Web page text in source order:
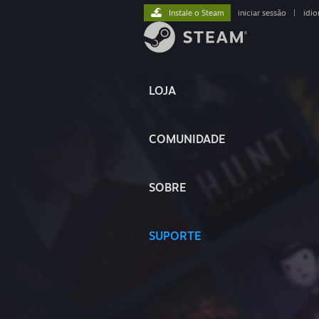
LOJA
COMUNIDADE
SOBRE
SUPORTE
Instale o Steam iniciar sessão